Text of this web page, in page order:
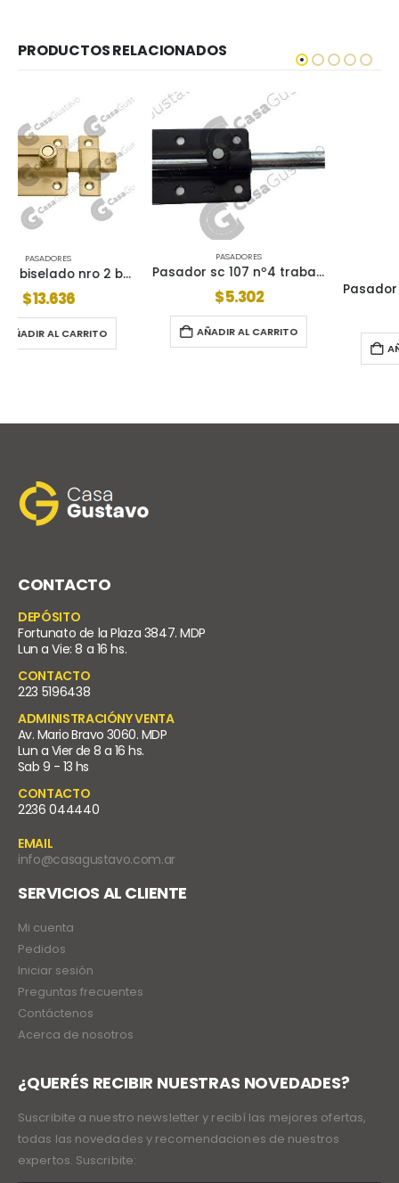
PRODUCTOS RELACIONADOS
Pasador sc 107 nº4 traba resorte negro 80*43
AÑADIR AL CARRITO
PASADORES
Pasador sc 107 nº4 traba resorte blanco 80*43
$5.302
AÑADIR AL CARRITO
DEPÓSITO
Fortunato de la Plaza 3847. MDP
CONTACTO
ADMINISTRACIÓNY VENTA
Av. Mario Bravo 3060. MDP
Lun a Vier de 8 a 16 hs.
CONTACTO
EMAIL
Mi cuenta
Pedidos
Iniciar sesión
Preguntas frecuentes
Contáctenos
¿QUERÉS RECIBIR NUESTRAS NOVEDADES?
Suscribite a nuestro newsletter y recibí las mejores ofertas,
todas las novedades y recomendaciones de nuestros